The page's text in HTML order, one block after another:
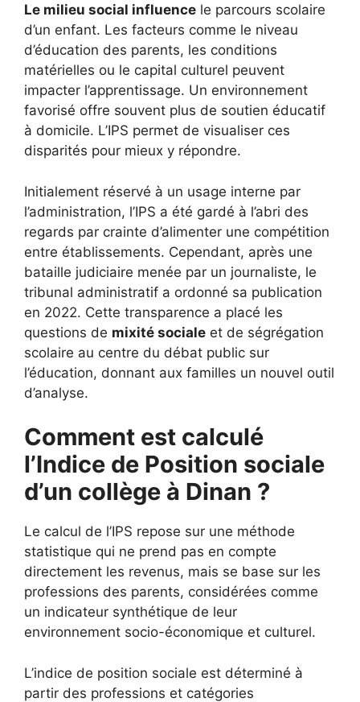
Le milieu social influence le parcours scolaire
d’un enfant. Les facteurs comme le niveau
d’éducation des parents, les conditions
matérielles ou le capital culturel peuvent
impacter l’apprentissage. Un environnement
favorisé offre souvent plus de soutien éducatif
à domicile. L’IPS permet de visualiser ces
disparités pour mieux y répondre.
Initialement réservé à un usage interne par
l’administration, l’IPS a été gardé à l’abri des
regards par crainte d’alimenter une compétition
entre établissements. Cependant, après une
bataille judiciaire menée par un journaliste, le
tribunal administratif a ordonné sa publication
en 2022. Cette transparence a placé les
questions de mixité sociale et de ségrégation
scolaire au centre du débat public sur
l’éducation, donnant aux familles un nouvel outil
d’analyse.
Comment est calculé
l’Indice de Position sociale
d’un collège à Dinan ?
Le calcul de l’IPS repose sur une méthode
statistique qui ne prend pas en compte
directement les revenus, mais se base sur les
professions des parents, considérées comme
un indicateur synthétique de leur
environnement socio-économique et culturel.
L’indice de position sociale est déterminé à
partir des professions et catégories